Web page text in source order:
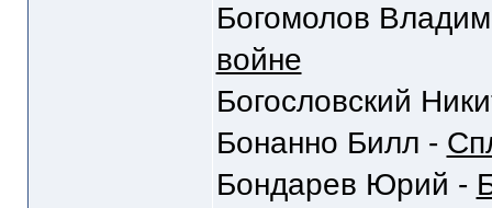
Богомолов
войне
Богословский
Бонанно Билл -
Бондарев Юрий -